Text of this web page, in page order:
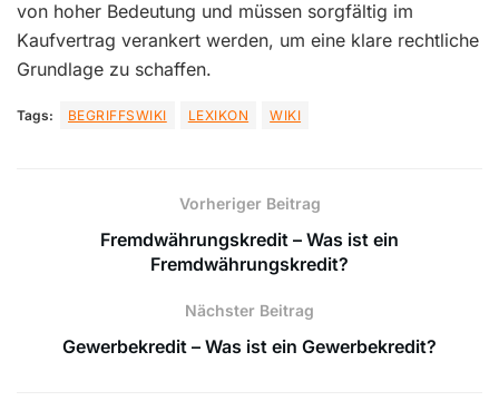
von hoher Bedeutung und müssen sorgfältig im
Kaufvertrag verankert werden, um eine klare rechtliche
Grundlage zu schaffen.
Tags: BEGRIFFSWIKI LEXIKON WIKI
Vorheriger Beitrag
Fremdwährungskredit – Was ist ein
Fremdwährungskredit?
Nächster Beitrag
Gewerbekredit – Was ist ein Gewerbekredit?